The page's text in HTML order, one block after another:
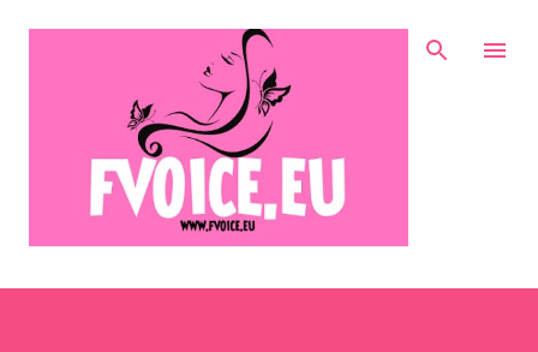
Μετάβαση στο κύριο περιεχόμενο